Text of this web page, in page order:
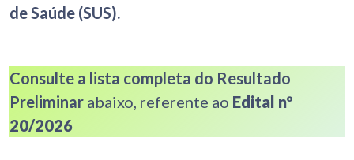
de Saúde (SUS).
Consulte a lista completa do Resultado
Preliminar abaixo, referente ao Edital nº
20/2026